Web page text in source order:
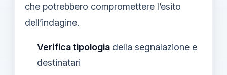
che potrebbero compromettere l’esito
dell’indagine.
Verifica tipologia della segnalazione e
destinatari